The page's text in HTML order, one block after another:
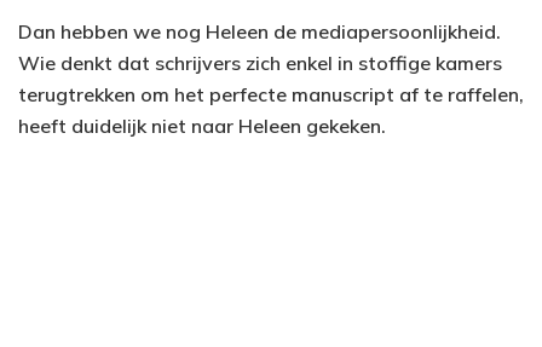
Dan hebben we nog Heleen de mediapersoonlijkheid.
Wie denkt dat schrijvers zich enkel in stoffige kamers
terugtrekken om het perfecte manuscript af te raffelen,
heeft duidelijk niet naar Heleen gekeken.